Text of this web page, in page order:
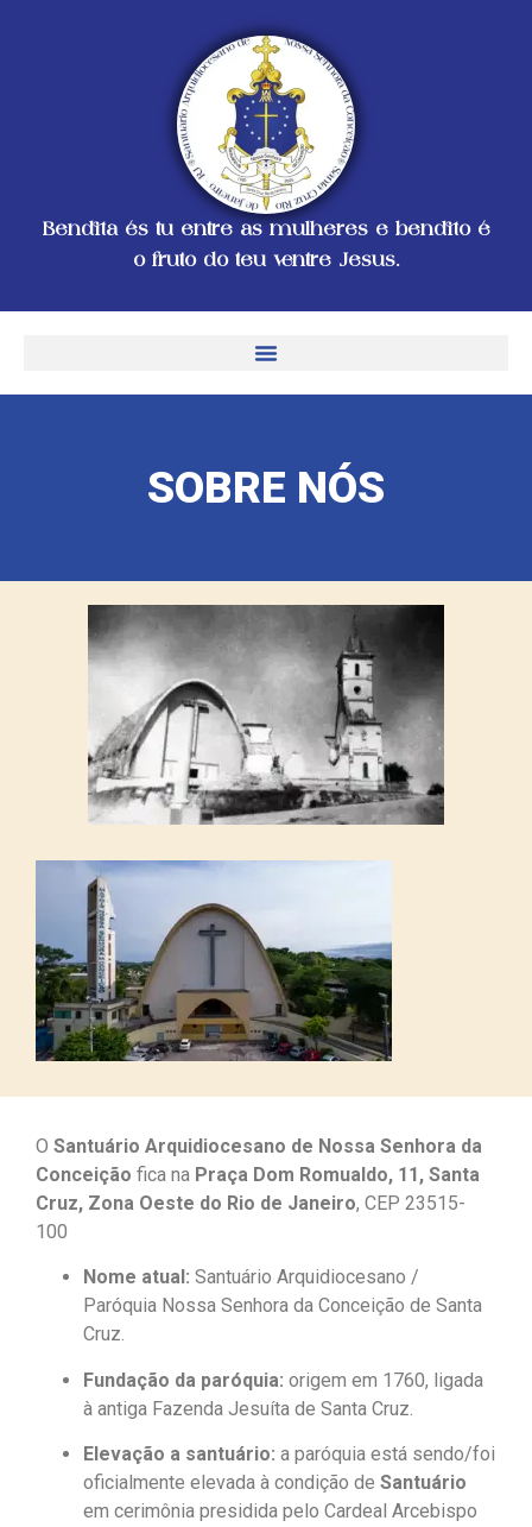
Bendita és tu entre as mulheres e bendito é
o fruto do teu ventre Jesus.
SOBRE NÓS
O Santuário Arquidiocesano de Nossa Senhora da
Conceição fica na Praça Dom Romualdo, 11, Santa
Cruz, Zona Oeste do Rio de Janeiro, CEP 23515-
100
Nome atual: Santuário Arquidiocesano /
Paróquia Nossa Senhora da Conceição de Santa
Cruz.
Fundação da paróquia: origem em 1760, ligada
à antiga Fazenda Jesuíta de Santa Cruz.
Elevação a santuário: a paróquia está sendo/foi
oficialmente elevada à condição de Santuário
em cerimônia presidida pelo Cardeal Arcebispo